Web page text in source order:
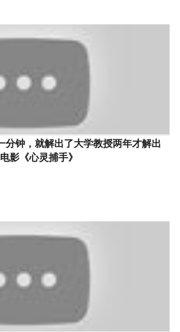
分钟，就解出了大学教授两年才解出
影《心灵捕手》